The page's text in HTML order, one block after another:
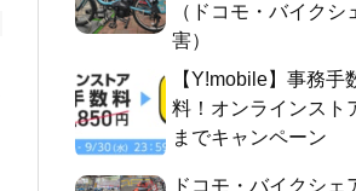
（ドコモ・バイクシ
害）
【Y!mobile】事務手
料！オンラインスト
までキャンペーン
ドコモ・バイクシェ